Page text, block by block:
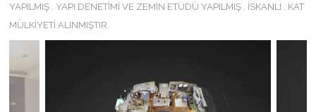
YAPILMIŞ , YAPI DENETİMİ VE ZEMİN ETÜDÜ YAPILMIŞ , İSKANLI , KAT
MÜLKİYETİ ALINMIŞTIR.